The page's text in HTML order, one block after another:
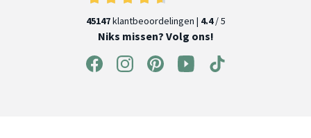
45147klantbeoordelingen | 4.4/ 5
Niks missen? Volg ons!